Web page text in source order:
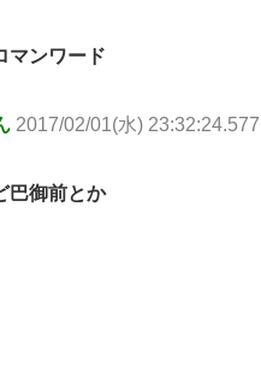
マンワード
2017/02/01(水)
巴御前とか